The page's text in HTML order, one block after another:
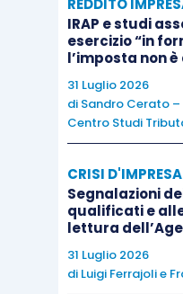
l’intero credito
successivamente in
a ravvedimento
omessi. Vediamo
problematiche.
Caso 1 – debito
ante dichiarazione
REDDITO
IRAP e studi
esercizio “in
l’imposta non
31 Luglio 2026
di Sandro Cerato
Centro Studi
CRISI D'IMPRESA
Segnalazioni
qualificati e
lettura
31 Luglio 2026
di Luigi Ferrajolie